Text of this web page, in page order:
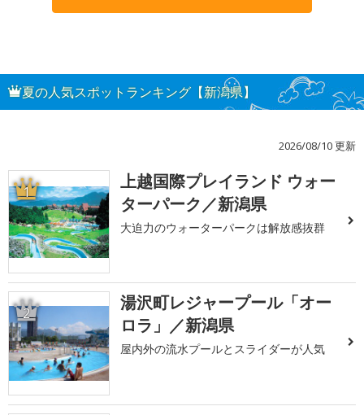
夏の人気スポットランキング【新潟県】
2026/08/10 更新
1
上越国際プレイランド ウォー
ターパーク／新潟県
大迫力のウォーターパークは解放感抜群
2
湯沢町レジャープール「オー
ロラ」／新潟県
屋内外の流水プールとスライダーが人気